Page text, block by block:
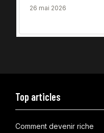
26 mai 2026
Top articles
Comment devenir riche